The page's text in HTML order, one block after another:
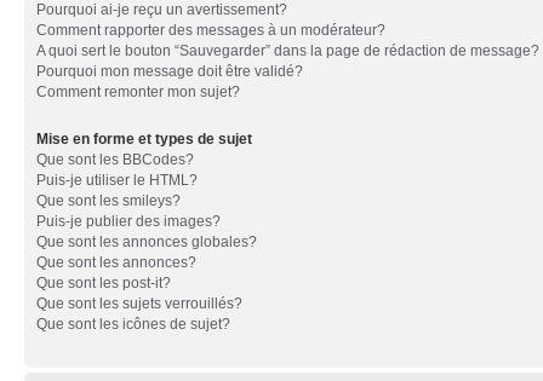
Pourquoi ai-je reçu un avertissement?
Comment rapporter des messages à un modérateur?
A quoi sert le bouton “Sauvegarder” dans la page de rédaction de message?
Pourquoi mon message doit être validé?
Comment remonter mon sujet?
Mise en forme et types de sujet
Que sont les BBCodes?
Puis-je utiliser le HTML?
Que sont les smileys?
Puis-je publier des images?
Que sont les annonces globales?
Que sont les annonces?
Que sont les post-it?
Que sont les sujets verrouillés?
Que sont les icônes de sujet?